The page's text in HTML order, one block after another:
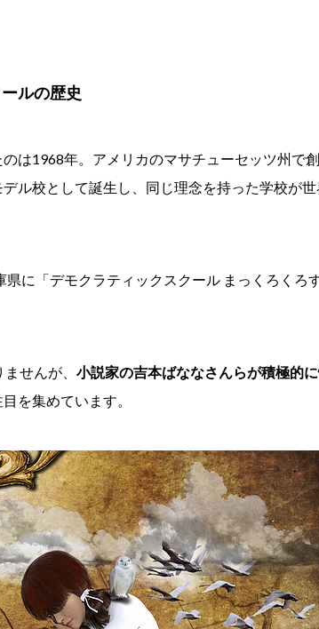
ルの歴史
は1968年。アメリカのマサチューセッツ州で
ル校として誕生し、同じ理念を持った学校が
に「デモクラティックスクール まっくろくろ
せんが、 小説家の吉本ばななさんらが積極的
を集めています。